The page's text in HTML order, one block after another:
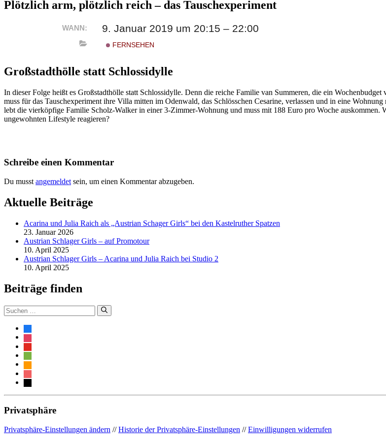
Plötzlich arm, plötzlich reich – das Tauschexperiment
WANN: 9. Januar 2019 um 20:15 – 22:00
FERNSEHEN
Großstadthölle statt Schlossidylle
In dieser Folge heißt es Großstadthölle statt Schlossidylle. Denn die reiche Familie van Summeren, die ein
muss für das Tauschexperiment ihre Villa mitten im Odenwald, das Schlösschen Cesarine, verlassen und in eine
lebt die vierköpfige Familie Scholz-Walker in einer 3-Zimmer-Wohnung und muss mit 188 Euro pro Woche auskommen.
ungewohnten Lifestyle reagieren?
Schreibe einen Kommentar
Du musst angemeldet sein, um einen Kommentar abzugeben.
Aktuelle Beiträge
Acarina und Julia Raich als „Austrian Schager Girls“ bei den Kastelruther Spatzen
23. Januar 2026
Austrian Schlager Girls – auf Promotour
10. April 2025
Austrian Schlager Girls – Acarina und Julia Raich bei Studio 2
10. April 2025
Beiträge finden
Suche
nach:
facebook
instagram
youtube
spotify
amazon
itunes
mail
Privatsphäre
Privatsphäre-Einstellungen ändern //Historie der Privatsphäre-Einstellungen //Einwilligungen widerrufen